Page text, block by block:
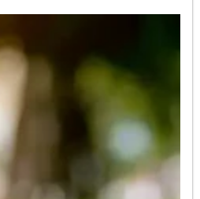
ارتباط با پشتیبانی
از آخرین تخفیفات ما باخبر شو